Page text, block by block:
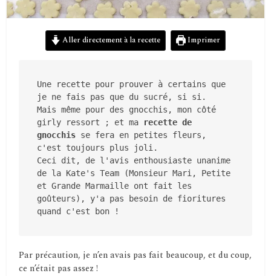
Aller directement à la recette Imprimer
Une recette pour prouver à certains que
je ne fais pas que du sucré, si si.
Mais même pour des gnocchis, mon côté
girly ressort ; et ma
recette de
gnocchis se fera en petites fleurs,
c'est toujours plus joli.
Ceci dit, de l'avis enthousiaste unanime
de la Kate's Team (Monsieur Mari, Petite
et Grande Marmaille ont fait les
goûteurs), y'a pas besoin de fioritures
quand c'est bon !
Par précaution, je n’en avais pas fait beaucoup, et du coup,
ce n’était pas assez !